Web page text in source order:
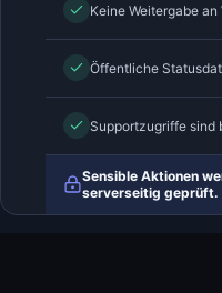
Keine Weitergabe
Öffentliche
Supportzugriffe sind
Sensible Aktionen
serverseitig geprüft.